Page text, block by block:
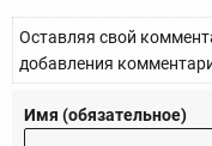
Оставляя свой
добавления
Имя (обязательное)